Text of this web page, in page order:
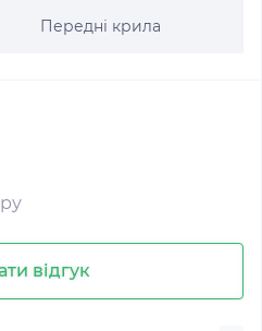
Передні крила
відгук